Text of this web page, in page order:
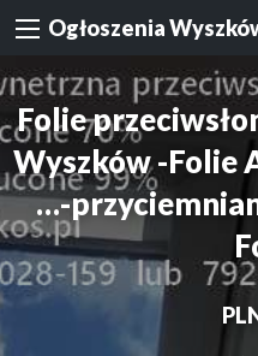
Ogłoszenia
Folie
Wyszków -Folie
…-